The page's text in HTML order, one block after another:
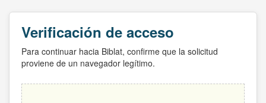
Verificación de acceso
Para continuar hacia Biblat, confirme que la solicitud
proviene de un navegador legítimo.